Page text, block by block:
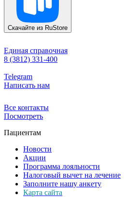
Скачайте из RuStore
Единая справочная
8 (3812) 331-400
Telegram
Написать нам
Все контакты
Посмотреть
Пациентам
Новости
Акции
Программа лояльности
Налоговый вычет на лечение
Заполните нашу анкету
Карта сайта